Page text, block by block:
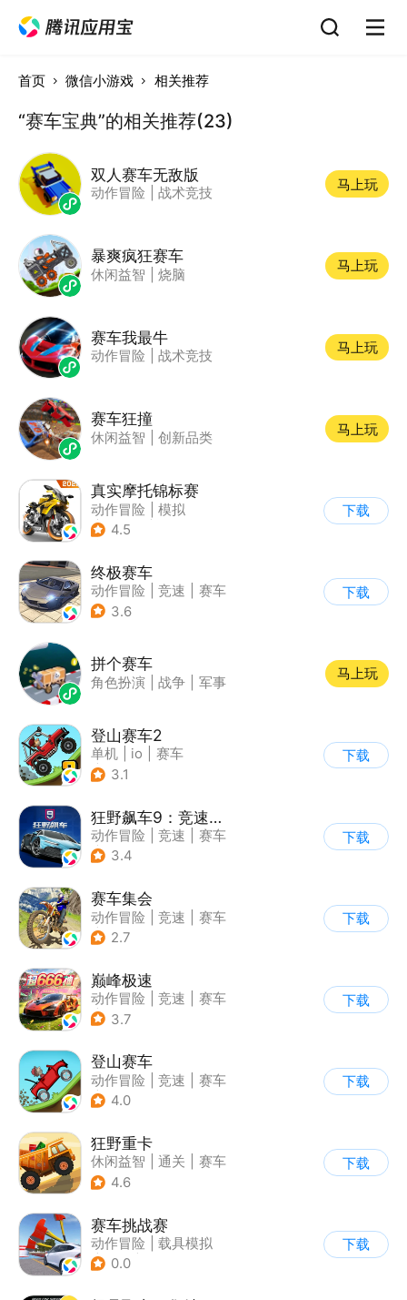
首页 微信小游戏 相关推荐
“赛车宝典”的相关推荐(23)
双人赛车无敌版
动作冒险 战术竞技
马上玩
暴爽疯狂赛车
休闲益智 烧脑
马上玩
赛车我最牛
动作冒险 战术竞技
马上玩
赛车狂撞
休闲益智 创新品类
马上玩
真实摩托锦标赛
动作冒险
模拟
| 摩托车
4.5
下载
终极赛车
动作冒险 竞速
赛车
3.6
下载
拼个赛车
角色扮演 战争 军事
马上玩
登山赛车2
单机 io
赛车
| 欧美风
3.1
下载
狂野飙车9：竞速传奇
动作冒险 竞速
赛车
| 狂野飙车
3.4
下载
赛车集会
动作冒险 竞速
赛车
| 写实
2.7
下载
巅峰极速
动作冒险 竞速
赛车
| 漂移
3.7
下载
登山赛车
动作冒险 竞速
赛车
| 卡通
4.0
下载
狂野重卡
休闲益智 通关
赛车
4.6
下载
赛车挑战赛
动作冒险
载具模拟
| 汽车
0.0
下载